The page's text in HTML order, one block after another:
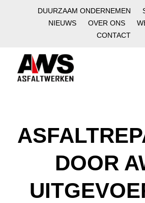
DUURZAAM ONDERNEMEN
NIEUWS
OVER ONS
CONTACT
DOOR